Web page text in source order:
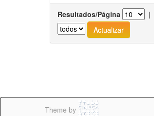
Resultados/Página |
Theme by